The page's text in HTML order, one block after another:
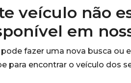
veículo não
em
pode fazer uma nova busca ou
para encontrar o veículo dos